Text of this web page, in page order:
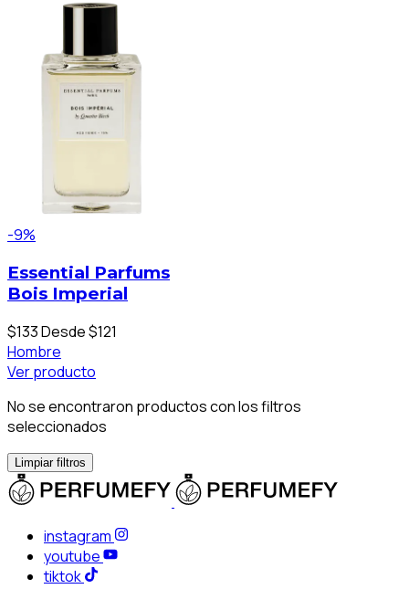
-9%
Essential Parfums
Bois Imperial
$133Desde $121
Hombre
Ver producto
No se encontraron productos con los filtros
seleccionados
Limpiar filtros
instagram
youtube
tiktok